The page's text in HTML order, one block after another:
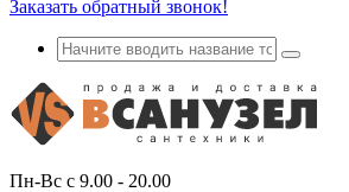
Заказать обратный звонок!
Пн-Вс с 9.00 - 20.00